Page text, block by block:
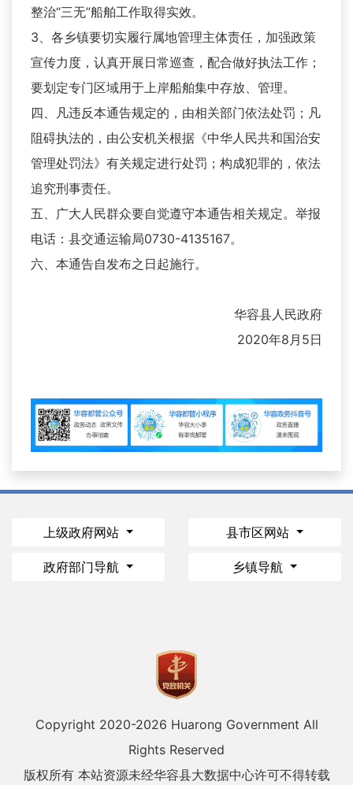
整治“三无”船舶工作取得实效。
3、各乡镇要切实履行属地管理主体责任，加强政策
宣传力度，认真开展日常巡查，配合做好执法工作；
要划定专门区域用于上岸船舶集中存放、管理。
四、凡违反本通告规定的，由相关部门依法处罚；凡
阻碍执法的，由公安机关根据《中华人民共和国治安
管理处罚法》有关规定进行处罚；构成犯罪的，依法
追究刑事责任。
五、广大人民群众要自觉遵守本通告相关规定。举报
电话：县交通运输局0730-4135167。
六、本通告自发布之日起施行。
华容县人民政府
2020年8月5日
上级政府网站 县市区网站
政府部门导航 乡镇导航
Copyright 2020-2026 Huarong Government All
Rights Reserved
版权所有 本站资源未经华容县大数据中心许可不得转载